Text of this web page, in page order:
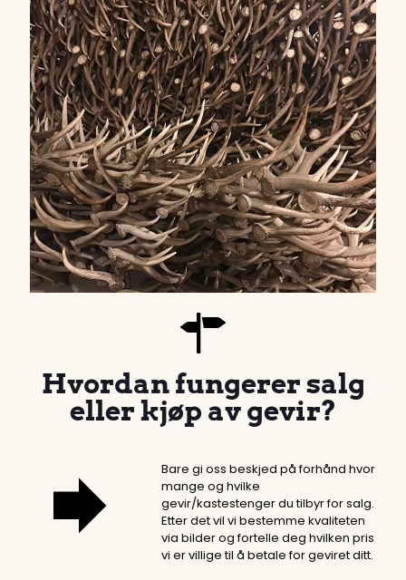
Hvordan fungerer salg
eller kjøp av gevir?
Bare gi oss beskjed på forhånd hvor
mange og hvilke
gevir/kastestenger du tilbyr for salg.
Etter det vil vi bestemme kvaliteten
via bilder og fortelle deg hvilken pris
vi er villige til å betale for geviret ditt.